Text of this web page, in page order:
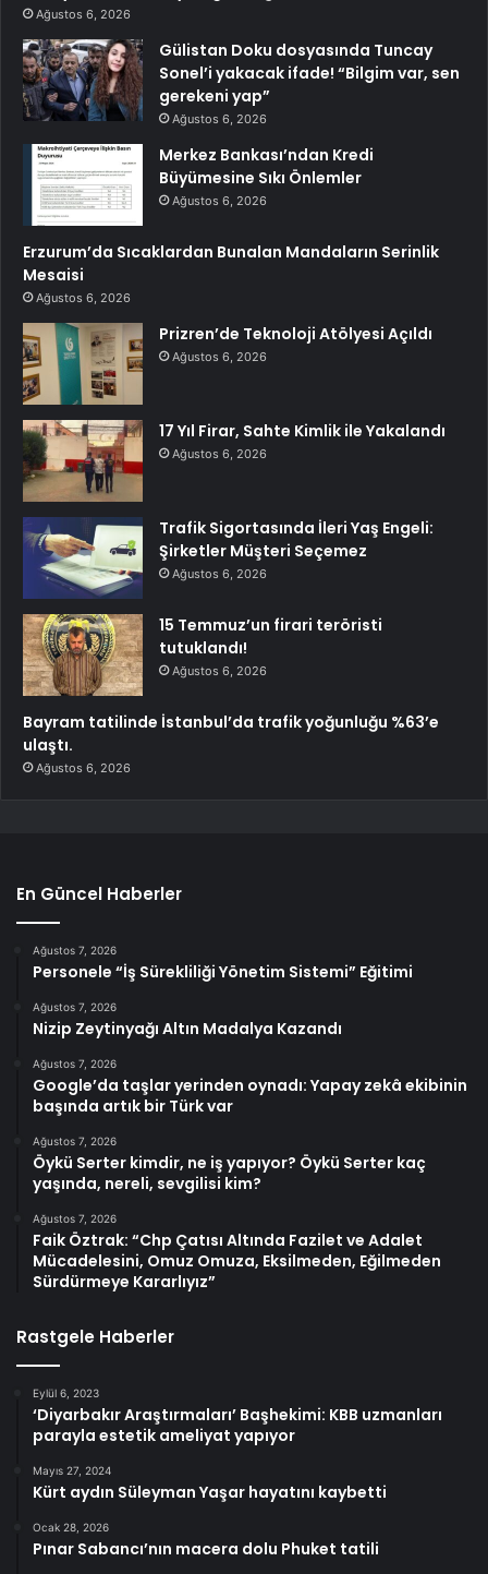
Ağustos 6, 2026
Gülistan Doku dosyasında Tuncay
Sonel’i yakacak ifade! “Bilgim var, sen
gerekeni yap”
Ağustos 6, 2026
Merkez Bankası’ndan Kredi
Büyümesine Sıkı Önlemler
Ağustos 6, 2026
Erzurum’da Sıcaklardan Bunalan Mandaların Serinlik
Mesaisi
Ağustos 6, 2026
Prizren’de Teknoloji Atölyesi Açıldı
Ağustos 6, 2026
17 Yıl Firar, Sahte Kimlik ile Yakalandı
Ağustos 6, 2026
Trafik Sigortasında İleri Yaş Engeli:
Şirketler Müşteri Seçemez
Ağustos 6, 2026
15 Temmuz’un firari teröristi
tutuklandı!
Ağustos 6, 2026
Bayram tatilinde İstanbul’da trafik yoğunluğu %63’e
ulaştı.
Ağustos 6, 2026
En Güncel Haberler
Ağustos 7, 2026
Personele “İş Sürekliliği Yönetim Sistemi” Eğitimi
Ağustos 7, 2026
Nizip Zeytinyağı Altın Madalya Kazandı
Ağustos 7, 2026
Google’da taşlar yerinden oynadı: Yapay zekâ ekibinin
başında artık bir Türk var
Ağustos 7, 2026
Öykü Serter kimdir, ne iş yapıyor? Öykü Serter kaç
yaşında, nereli, sevgilisi kim?
Ağustos 7, 2026
Faik Öztrak: “Chp Çatısı Altında Fazilet ve Adalet
Mücadelesini, Omuz Omuza, Eksilmeden, Eğilmeden
Sürdürmeye Kararlıyız”
Rastgele Haberler
Eylül 6, 2023
‘Diyarbakır Araştırmaları’ Başhekimi: KBB uzmanları
parayla estetik ameliyat yapıyor
Mayıs 27, 2024
Kürt aydın Süleyman Yaşar hayatını kaybetti
Ocak 28, 2026
Pınar Sabancı’nın macera dolu Phuket tatili